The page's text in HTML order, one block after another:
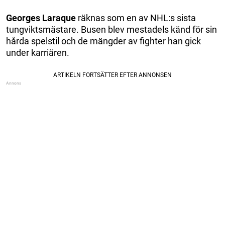
Georges Laraque räknas som en av NHL:s sista
tungviktsmästare. Busen blev mestadels känd för sin
hårda spelstil och de mängder av fighter han gick
under karriären.